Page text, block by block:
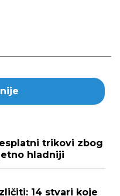
trikovi zbog
hladniji
14 stvari koje